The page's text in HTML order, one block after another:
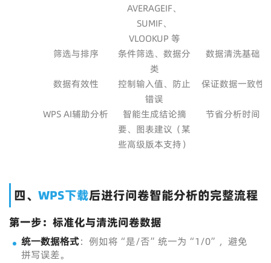
AVERAGEIF、
SUMIF、
VLOOKUP 等
筛选与排序
条件筛选、数据分
类
数据清洗基础
数据有效性
控制输入值、防止
错误
保证数据一致性
WPS AI辅助分析
智能生成结论摘
要、图表建议（某
些高级版本支持）
节省分析时间
四、 WPS下载后进行问卷智能分析的完整流程
第一步：标准化与清洗问卷数据
统一数据格式：例如将“是/否”统一为“1/0”，避免
拼写误差。